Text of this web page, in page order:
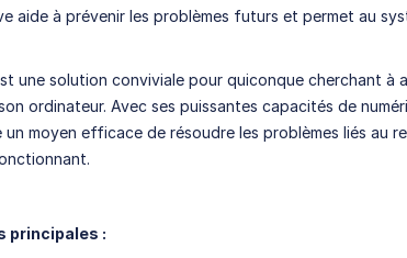
aide à prévenir les problèmes futurs et permet au
une solution conviviale pour quiconque cherchant à
ordinateur. Avec ses puissantes capacités de
moyen efficace de résoudre les problèmes liés au
principales :